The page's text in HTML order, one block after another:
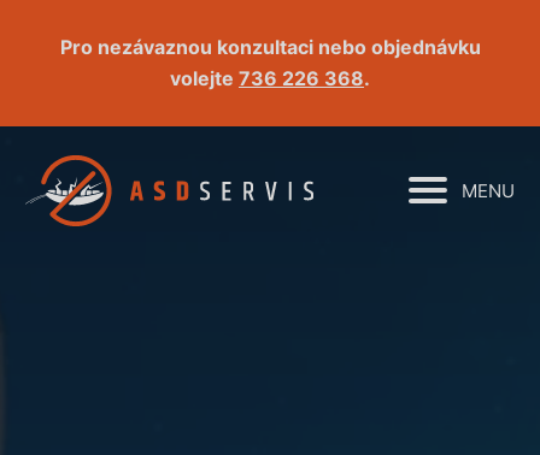
Pro nezávaznou konzultaci nebo objednávku
volejte 736 226 368.
MENU